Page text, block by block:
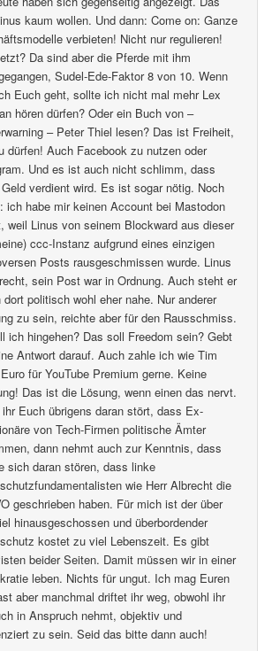
kaum wollen. Und dann: Come on: Ganze
verbieten! Nicht nur regulieren!
Da sind aber die Pferde mit ihm
Sudel-Ede-Faktor 8 von 10. Wenn
Euch geht, sollte ich nicht mal mehr Lex
hören dürfen? Oder ein Buch von –
– Peter Thiel lesen? Das ist Freiheit,
dürfen! Auch Facebook zu nutzen oder
Und es ist auch nicht schlimm, dass
verdient wird. Es ist sogar nötig. Noch
ich habe mir keinen Account bei Mastodon
weil Linus von seinem Blockward aus dieser
ccc-Instanz aufgrund eines einzigen
Posts rausgeschmissen wurde. Linus
sein Post war in Ordnung. Auch steht er
dort politisch wohl eher nahe. Nur anderer
zu sein, reichte aber für den Rausschmiss.
ich hingehen? Das soll Freedom sein? Gebt
Antwort darauf. Auch zahle ich wie Tim
für YouTube Premium gerne. Keine
Das ist die Lösung, wenn einen das nervt.
ihr Euch übrigens daran stört, dass Ex-
von Tech-Firmen politische Ämter
dann nehmt auch zur Kenntnis, dass
sich daran stören, dass linke
wie Herr Albrecht die
geschrieben haben. Für mich ist der über
hinausgeschossen und überbordender
kostet zu viel Lebenszeit. Es gibt
beider Seiten. Damit müssen wir in einer
leben. Nichts für ungut. Ich mag Euren
aber manchmal driftet ihr weg, obwohl ihr
in Anspruch nehmt, objektiv und
zu sein. Seid das bitte dann auch!